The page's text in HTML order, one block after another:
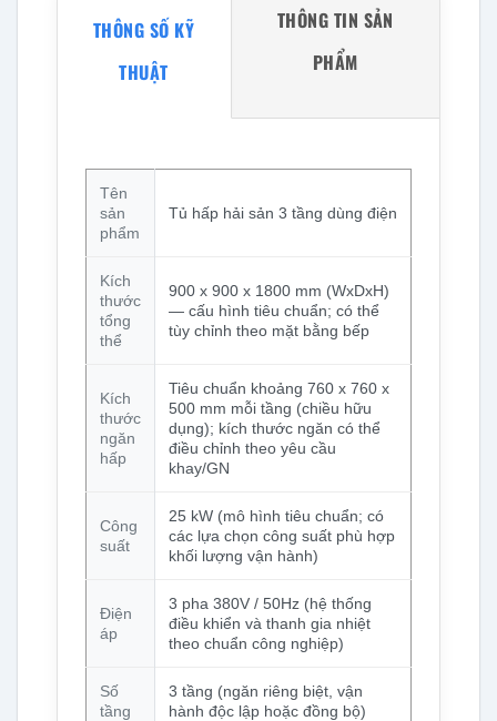
THÔNG SỐ KỸ
THUẬT
THÔNG TIN SẢN
PHẨM
Tên
sản
phẩm
Tủ hấp hải sản 3 tầng dùng điện
Kích
thước
tổng
thể
900 x 900 x 1800 mm (WxDxH)
— cấu hình tiêu chuẩn; có thể
tùy chỉnh theo mặt bằng bếp
Kích
thước
ngăn
hấp
Tiêu chuẩn khoảng 760 x 760 x
500 mm mỗi tầng (chiều hữu
dụng); kích thước ngăn có thể
điều chỉnh theo yêu cầu
khay/GN
Công
suất
25 kW (mô hình tiêu chuẩn; có
các lựa chọn công suất phù hợp
khối lượng vận hành)
Điện
áp
3 pha 380V / 50Hz (hệ thống
điều khiển và thanh gia nhiệt
theo chuẩn công nghiệp)
Số
tầng
3 tầng (ngăn riêng biệt, vận
hành độc lập hoặc đồng bộ)